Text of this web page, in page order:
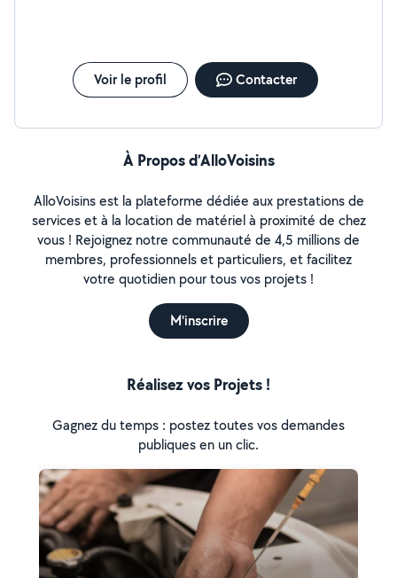
Voir le profil Contacter
À Propos d’AlloVoisins
AlloVoisins est la plateforme dédiée aux prestations de
services et à la location de matériel à proximité de chez
vous ! Rejoignez notre communauté de 4,5 millions de
membres, professionnels et particuliers, et facilitez
votre quotidien pour tous vos projets !
M'inscrire
Réalisez vos Projets !
Gagnez du temps : postez toutes vos demandes
publiques en un clic.